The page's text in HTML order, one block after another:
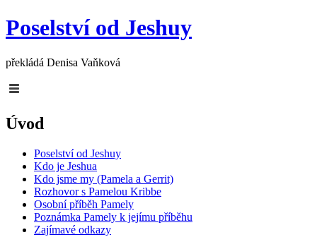
Poselství od Jeshuy
překládá Denisa Vaňková
Úvod
Poselství od Jeshuy
Kdo je Jeshua
Kdo jsme my (Pamela a Gerrit)
Rozhovor s Pamelou Kribbe
Osobní příběh Pamely
Poznámka Pamely k jejímu příběhu
Zajímavé odkazy